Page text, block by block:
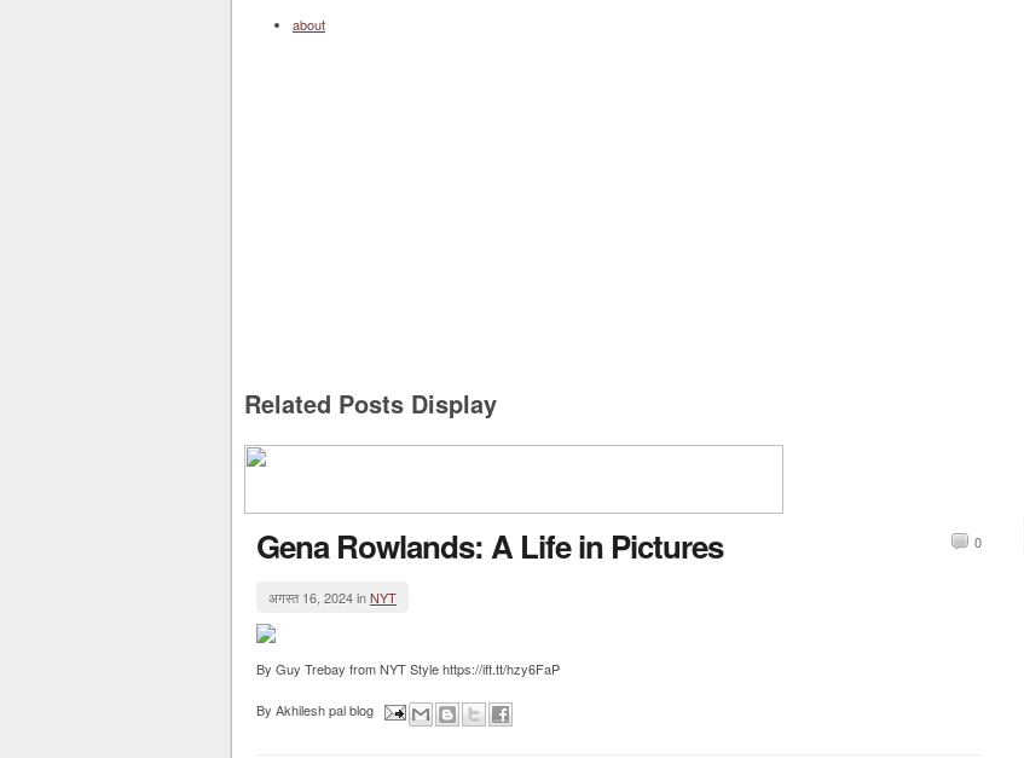
about
Related Posts Display
Gena Rowlands: A Life in Pictures 0
अगस्त 16, 2024 inNYT
By Guy Trebay from NYT Style https://ift.tt/hzy6FaP
By Akhilesh pal blog